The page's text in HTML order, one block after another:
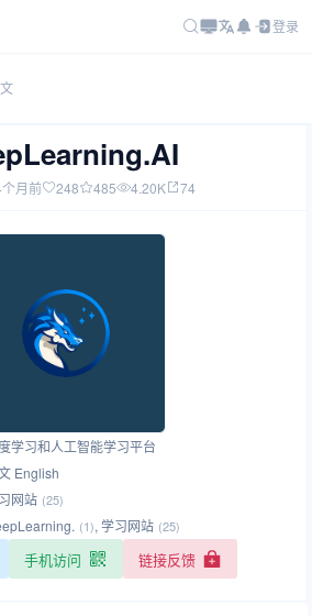
登录
月前 248 485 4.20K 74
学习和人工智能学习平台
English
网站 (25)
(1), 学习网站 (25)
手机访问 链接反馈